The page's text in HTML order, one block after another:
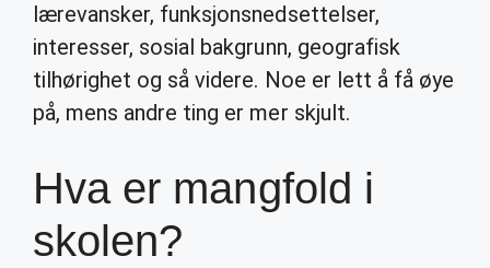
lærevansker, funksjonsnedsettelser,
interesser, sosial bakgrunn, geografisk
tilhørighet og så videre. Noe er lett å få øye
på, mens andre ting er mer skjult.
Hva er mangfold i
skolen?